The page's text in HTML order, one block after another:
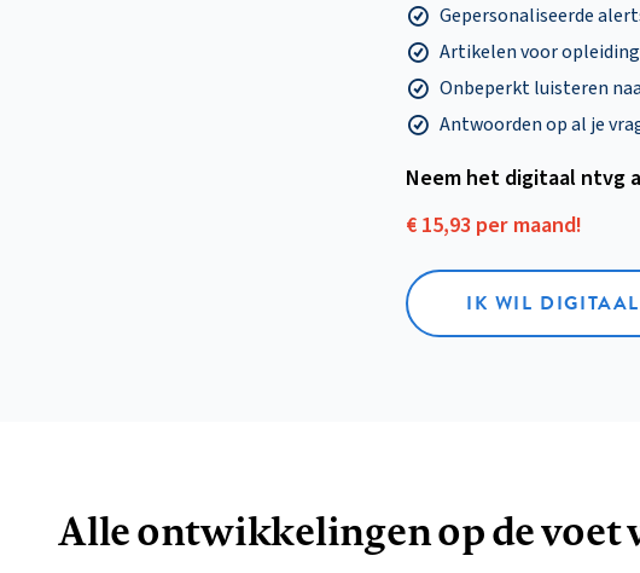
Gepersonaliseerde
Artikelen voor
Onbeperkt luisteren
Antwoorden op al je
Neem het digitaal ntvg
€ 15,93 per maand!
IK WIL DIGITAAL
Alle ontwikkelingen op de voet